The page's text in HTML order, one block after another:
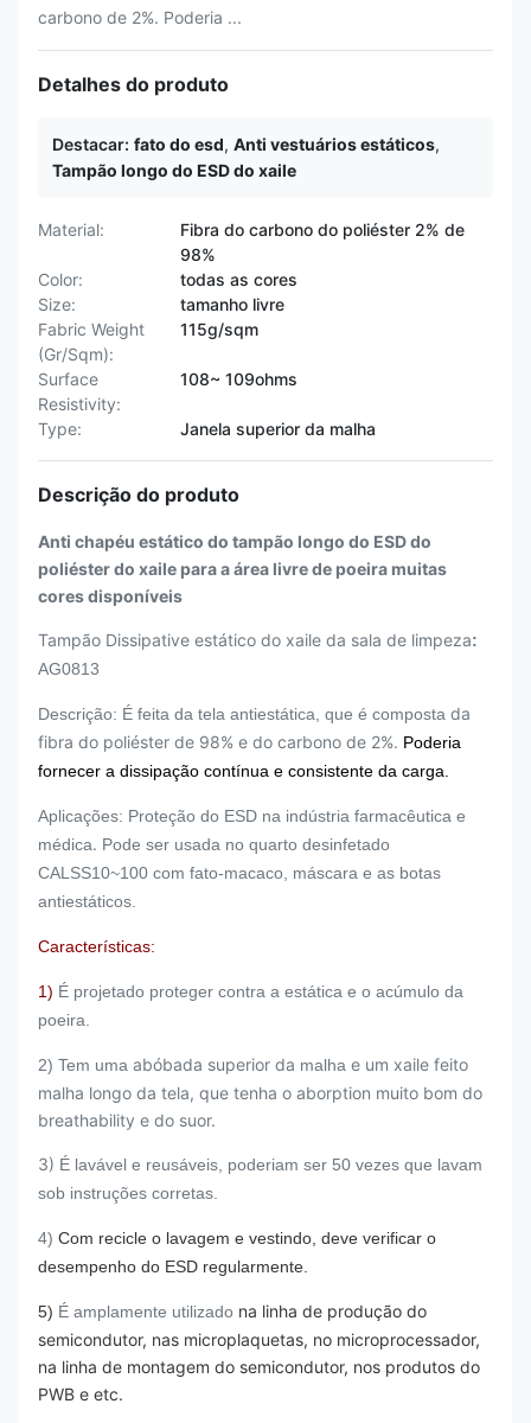
carbono de 2%. Poderia ...
Detalhes do produto
Destacar: fato do esd, Anti vestuários estáticos,
Tampão longo do ESD do xaile
Material:
Fibra do carbono do poliéster 2% de
98%
Color:
todas as cores
Size:
tamanho livre
Fabric Weight
(Gr/Sqm):
115g/sqm
Surface
Resistivity:
108~ 109ohms
Type: Janela superior da malha
Descrição do produto
Anti chapéu estático do tampão longo do ESD do
poliéster do xaile para a área livre de poeira muitas
cores disponíveis
Tampão Dissipative estático do xaile da sala de limpeza:
AG0813
Descrição: É feita da tela antiestática, que é composta da
fibra do poliéster de 98% e do carbono de 2%. Poderia
fornecer a dissipação contínua e consistente da carga.
Aplicações: Proteção do ESD na indústria farmacêutica e
médica. Pode ser usada no quarto desinfetado
CALSS10~100 com fato-macaco, máscara e as botas
antiestáticos.
Características:
1) É projetado proteger contra a estática e o acúmulo da
poeira.
2) Tem uma abóbada superior da malha e um xaile feito
malha longo da tela, que tenha o aborption muito bom do
breathability e do suor.
3) É lavável e reusáveis, poderiam ser 50 vezes que lavam
sob instruções corretas.
4) Com recicle o lavagem e vestindo, deve verificar o
desempenho do ESD regularmente.
5) É amplamente utilizado na linha de produção do
semicondutor, nas microplaquetas, no microprocessador,
na linha de montagem do semicondutor, nos produtos do
PWB e etc.